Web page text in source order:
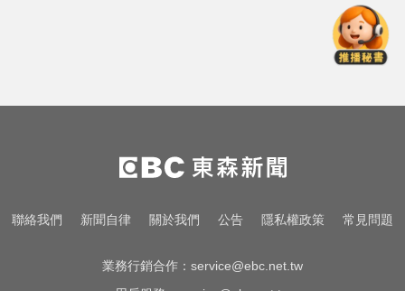
友：憑什麼不能畫
加拿大2飛機空中相撞！ 1人墜池塘
創2月以來最大單日漲幅！黃金暴漲
聯絡我們 新聞自律 關於我們 公告 隱私權政策 常見問題
業務行銷合作： service@ebc.net.tw